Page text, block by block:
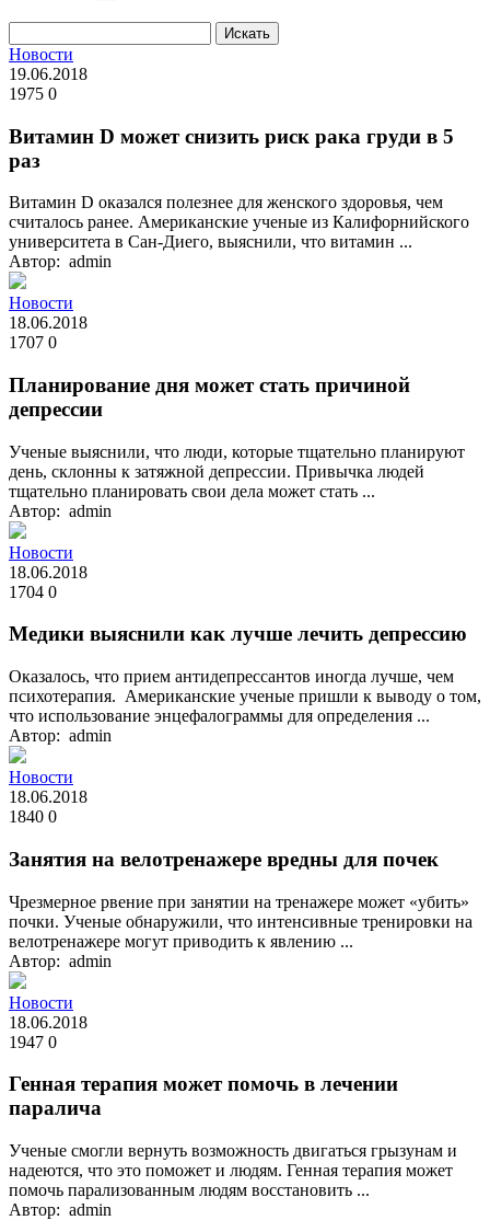
Новости
19.06.2018
1975 0
Витамин D может снизить риск рака груди в 5
раз
Витамин D оказался полезнее для женского здоровья, чем
считалось ранее. Американские ученые из Калифорнийского
университета в Сан-Диего, выяснили, что витамин ...
Автор: admin
Новости
18.06.2018
1707 0
Планирование дня может стать причиной
депрессии
Ученые выяснили, что люди, которые тщательно планируют
день, склонны к затяжной депрессии. Привычка людей
тщательно планировать свои дела может стать ...
Автор: admin
Новости
18.06.2018
1704 0
Медики выяснили как лучше лечить депрессию
Оказалось, что прием антидепрессантов иногда лучше, чем
психотерапия. Американские ученые пришли к выводу о том,
что использование энцефалограммы для определения ...
Автор: admin
Новости
18.06.2018
1840 0
Занятия на велотренажере вредны для почек
Чрезмерное рвение при занятии на тренажере может «убить»
почки. Ученые обнаружили, что интенсивные тренировки на
велотренажере могут приводить к явлению ...
Автор: admin
Новости
18.06.2018
1947 0
Генная терапия может помочь в лечении
паралича
Ученые смогли вернуть возможность двигаться грызунам и
надеются, что это поможет и людям. Генная терапия может
помочь парализованным людям восстановить ...
Автор: admin